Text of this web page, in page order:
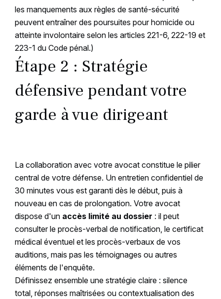
les manquements aux règles de santé-sécurité
peuvent entraîner des poursuites pour homicide ou
atteinte involontaire selon les articles 221-6, 222-19 et
223-1 du Code pénal.)
Étape 2 : Stratégie
défensive pendant votre
garde à vue dirigeant
La collaboration avec votre avocat constitue le pilier
central de votre défense. Un entretien confidentiel de
30 minutes vous est garanti dès le début, puis à
nouveau en cas de prolongation. Votre avocat
dispose d'un accès limité au dossier : il peut
consulter le procès-verbal de notification, le certificat
médical éventuel et les procès-verbaux de vos
auditions, mais pas les témoignages ou autres
éléments de l'enquête.
Définissez ensemble une stratégie claire : silence
total, réponses maîtrisées ou contextualisation des